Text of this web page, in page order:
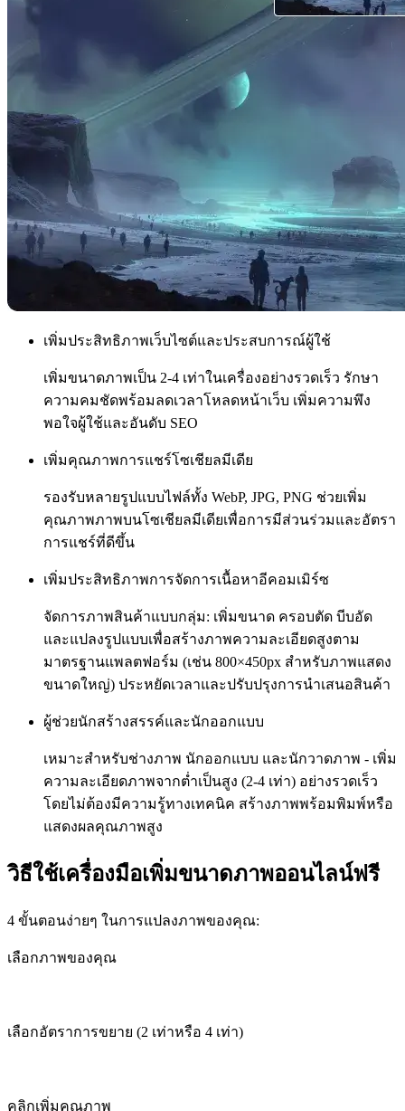
เพิ่มประสิทธิภาพเว็บไซต์และประสบการณ์ผู้ใช้
เพิ่มขนาดภาพเป็น 2-4 เท่าในเครื่องอย่างรวดเร็ว รักษา
ความคมชัดพร้อมลดเวลาโหลดหน้าเว็บ เพิ่มความพึง
พอใจผู้ใช้และอันดับ SEO
เพิ่มคุณภาพการแชร์โซเชียลมีเดีย
รองรับหลายรูปแบบไฟล์ทั้ง WebP, JPG, PNG ช่วยเพิ่ม
คุณภาพภาพบนโซเชียลมีเดียเพื่อการมีส่วนร่วมและอัตรา
การแชร์ที่ดีขึ้น
เพิ่มประสิทธิภาพการจัดการเนื้อหาอีคอมเมิร์ซ
จัดการภาพสินค้าแบบกลุ่ม: เพิ่มขนาด ครอบตัด บีบอัด
และแปลงรูปแบบเพื่อสร้างภาพความละเอียดสูงตาม
มาตรฐานแพลตฟอร์ม (เช่น 800×450px สำหรับภาพแสดง
ขนาดใหญ่) ประหยัดเวลาและปรับปรุงการนำเสนอสินค้า
ผู้ช่วยนักสร้างสรรค์และนักออกแบบ
เหมาะสำหรับช่างภาพ นักออกแบบ และนักวาดภาพ - เพิ่ม
ความละเอียดภาพจากต่ำเป็นสูง (2-4 เท่า) อย่างรวดเร็ว
โดยไม่ต้องมีความรู้ทางเทคนิค สร้างภาพพร้อมพิมพ์หรือ
แสดงผลคุณภาพสูง
วิธีใช้เครื่องมือเพิ่มขนาดภาพออนไลน์ฟรี
4 ขั้นตอนง่ายๆ ในการแปลงภาพของคุณ:
เลือกภาพของคุณ
เลือกอัตราการขยาย (2 เท่าหรือ 4 เท่า)
คลิกเพิ่มคุณภาพ